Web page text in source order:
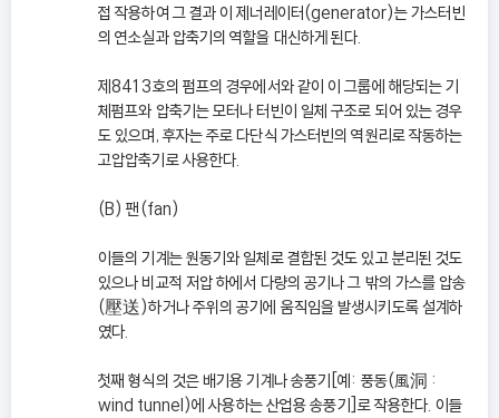
접 작용하여 그 결과 이 제너레이터(generator)는 가스터빈
의 연소실과 압축기의 역할을 대신하게 된다.
제8413호의 펌프의 경우에서와 같이 이 그룹에 해당되는 기
체펌프와 압축기는 모터나 터빈이 일체 구조로 되어 있는 경우
도 있으며, 후자는 주로 다단식 가스터빈의 역원리로 작동하는
고압압축기로 사용한다.
(B) 팬(fan)
이들의 기계는 원동기와 일체로 결합된 것도 있고 분리된 것도
있으나 비교적 저압 하에서 다량의 공기나 그 밖의 가스를 압송
(壓送)하거나 주위의 공기에 움직임을 발생시키도록 설계하
였다.
첫째 형식의 것은 배기용 기계나 송풍기[예: 풍동(風洞 :
wind tunnel)에 사용하는 산업용 송풍기]로 작용한다. 이들